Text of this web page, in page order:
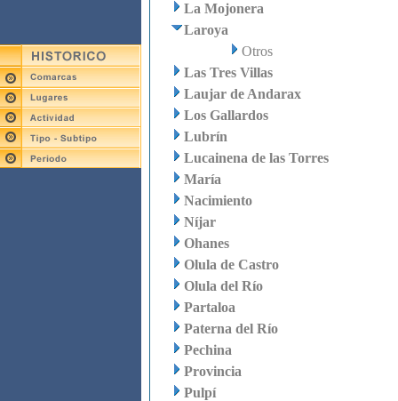
La Mojonera
Laroya
Otros
Las Tres Villas
Laujar de Andarax
Los Gallardos
Lubrín
Lucainena de las Torres
María
Nacimiento
Níjar
Ohanes
Olula de Castro
Olula del Río
Partaloa
Paterna del Río
Pechina
Provincia
Pulpí